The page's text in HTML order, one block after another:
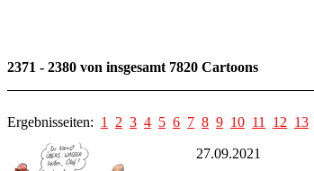
2371 - 2380 von insgesamt 7820 Cartoons
Ergebnisseiten: 1 2 3 4 5 6 7 8 9 10 11 12 13
27.09.2021